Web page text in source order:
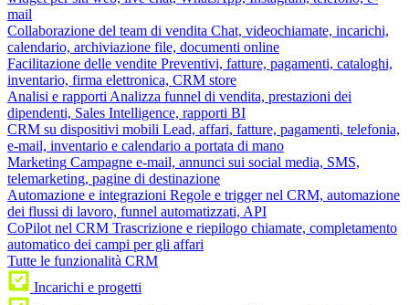
mail
Collaborazione del team di vendita Chat, videochiamate, incarichi,
calendario, archiviazione file, documenti online
Facilitazione delle vendite Preventivi, fatture, pagamenti, cataloghi,
inventario, firma elettronica, CRM store
Analisi e rapporti Analizza funnel di vendita, prestazioni dei
dipendenti, Sales Intelligence, rapporti BI
CRM su dispositivi mobili Lead, affari, fatture, pagamenti, telefonia,
e-mail, inventario e calendario a portata di mano
Marketing Campagne e-mail, annunci sui social media, SMS,
telemarketing, pagine di destinazione
Automazione e integrazioni Regole e trigger nel CRM, automazione
dei flussi di lavoro, funnel automatizzati, API
CoPilot nel CRM Trascrizione e riepilogo chiamate, completamento
automatico dei campi per gli affari
Tutte le funzionalità CRM
Incarichi e progetti